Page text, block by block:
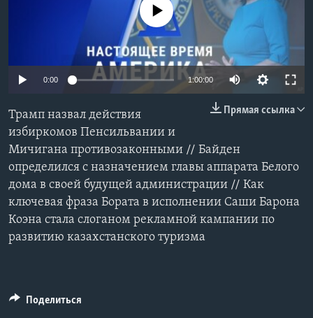
СОЦИАЛЬНЫЕ СЕТИ
Языки
No media source currently available
0:00 1:00:00
Прямая ссылка
Трамп назвал действия
избиркомов Пенсильвании и
Мичигана противозаконными // Байден
определился с назначением главы аппарата Белого
дома в своей будущей администрации // Как
ключевая фраза Бората в исполнении Саши Барона
Коэна стала слоганом рекламной кампании по
развитию казахстанского туризма
Поделиться